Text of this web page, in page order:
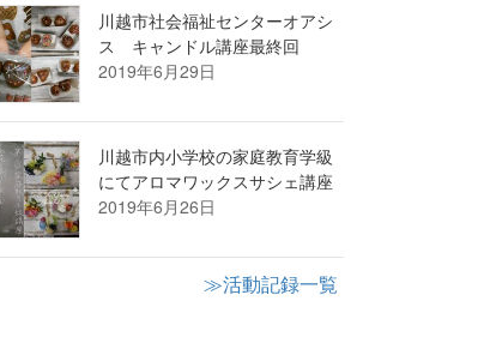
川越市社会福祉センターオアシ
ス キャンドル講座最終回
2019年6月29日
川越市内小学校の家庭教育学級
にてアロマワックスサシェ講座
2019年6月26日
≫活動記録一覧